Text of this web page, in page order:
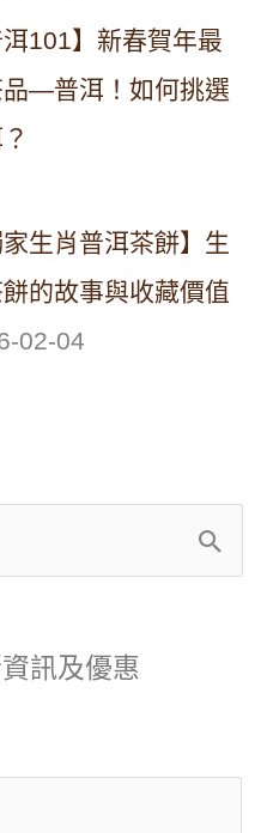
洱101】新春賀年最
品—普洱！如何挑選
家生肖普洱茶餅】生
餅的故事與收藏價值
02-04
訊及優惠